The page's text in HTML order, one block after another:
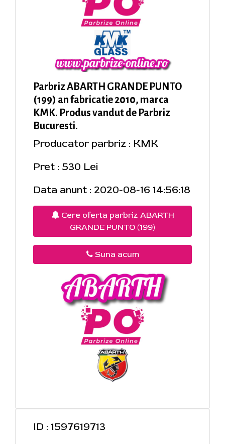
Parbriz ABARTH GRANDE PUNTO
(199) an fabricatie 2010, marca
KMK. Produs vandut de Parbriz
Bucuresti.
Producator parbriz : KMK
Pret : 530 Lei
Data anunt : 2020-08-16 14:56:18
Cere oferta parbriz ABARTH
GRANDE PUNTO (199)
Suna acum
ID : 1597619713